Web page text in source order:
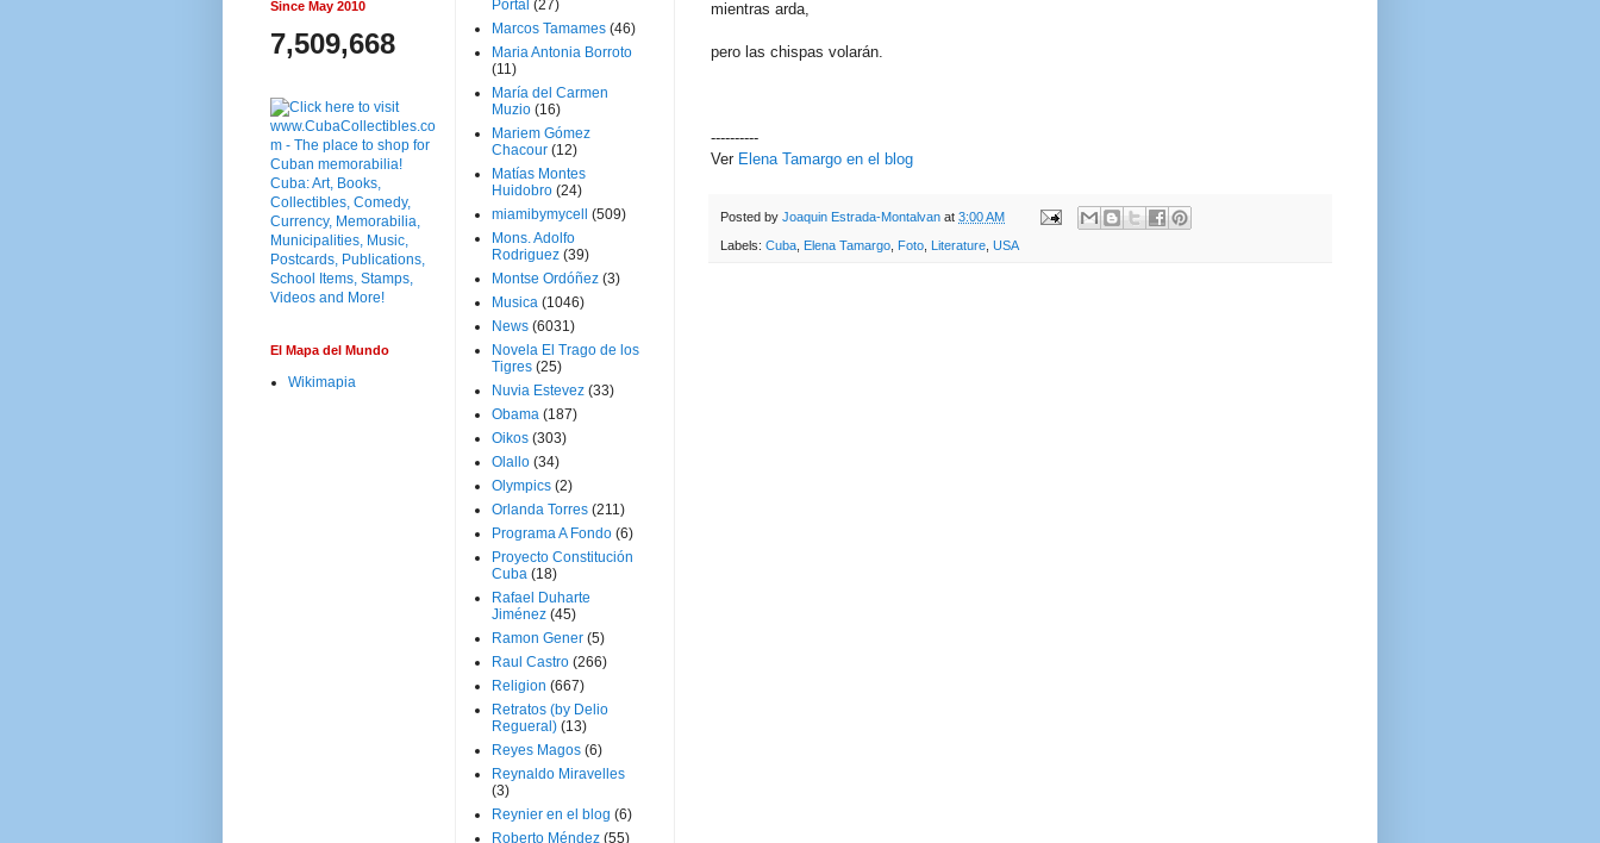
mientras arda,
pero las chispas volarán.
----------
Ver Elena Tamargo en el blog
Posted by Joaquin Estrada-Montalvan at 3:00 AM
Labels: Cuba Elena Tamargo Foto Literature USA
Since May 2010
7,509,668
El Mapa del Mundo
Wikimapia
Portal (27)
Marcos Tamames (46)
Maria Antonia Borroto
(11)
María del Carmen
Muzio (16)
Mariem Gómez
Chacour (12)
Matías Montes
Huidobro (24)
miamibymycell
(509)
Mons. Adolfo
Rodriguez (39)
Montse Ordóñez (3)
Musica (1046)
News (6031)
Novela El Trago de los
Tigres (25)
Nuvia Estevez (33)
Obama (187)
Oikos (303)
Olallo (34)
Olympics (2)
Orlanda Torres (211)
Programa A Fondo (6)
Proyecto Constitución
Cuba (18)
Rafael Duharte
Jiménez (45)
Ramon Gener (5)
Raul Castro (266)
Religion (667)
Retratos (by Delio
Regueral) (13)
Reyes Magos (6)
Reynaldo Miravelles
(3)
Reynier en el blog (6)
Roberto Méndez (55)